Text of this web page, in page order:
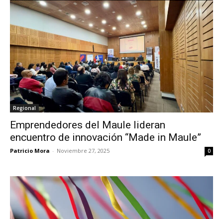
Regional
Emprendedores del Maule lideran
encuentro de innovación “Made in Maule”
Patricio Mora - Noviembre 27, 2025 0